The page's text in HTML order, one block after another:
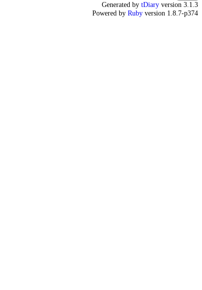
Generated by tDiary version 3.1.3
Powered by Ruby version 1.8.7-p374